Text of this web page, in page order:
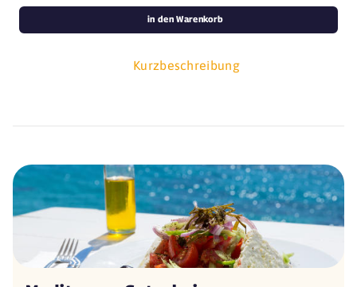
Kurzbeschreibung
in den Warenkorb